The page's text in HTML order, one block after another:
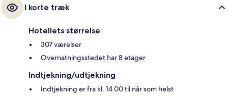
I korte træk
Hotellets størrelse
307 værelser
Overnatningsstedet har 8 etager
Indtjekning/udtjekning
Indtjekning er fra kl. 14.00 til når som helst